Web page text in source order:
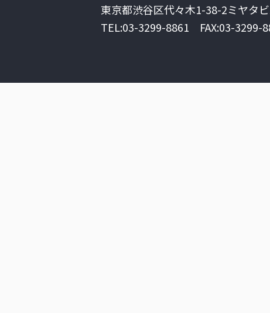
東京都渋谷区代々木1-38-2ミヤタ
TEL:03-3299-8861 FAX:03-3299-